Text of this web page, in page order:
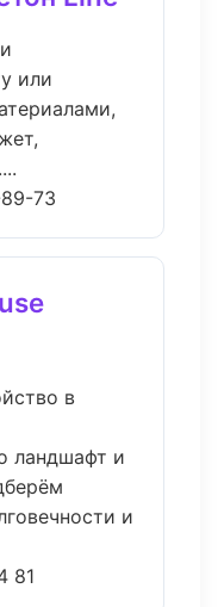
или
73
в
ландшафт и
и
81